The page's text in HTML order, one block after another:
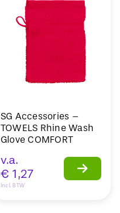
SG Accessories –
TOWELS Rhine Wash
Glove COMFORT
v.a.
€ 1,27
Incl. BTW